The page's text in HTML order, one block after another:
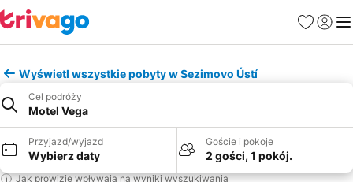
Ulubione
Wyświetl wszystkie pobyty w Sezimovo Ústí
Cel podróży
Motel Vega
Przyjazd/wyjazd
Wybierz daty
Goście i pokoje
2 gości, 1 pokój.
Jak prowizje wpływają na wyniki wyszukiwania